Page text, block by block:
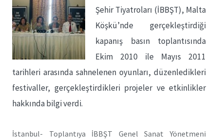
Şehir Tiyatroları (İBBŞT), Malta
Köşkü’nde gerçekleştirdiği
kapanış basın toplantısında
Ekim 2010 ile Mayıs 2011
tarihleri arasında sahnelenen oyunları, düzenledikleri
festivaller, gerçekleştirdikleri projeler ve etkinlikler
hakkında bilgi verdi.
İstanbul- Toplantıya İBBŞT Genel Sanat Yönetmeni